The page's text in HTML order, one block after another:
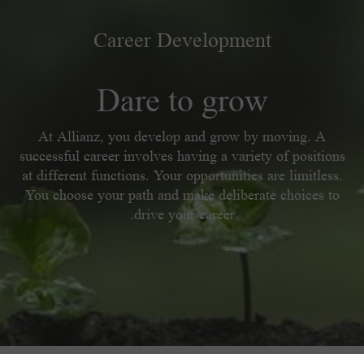
Career Development
Dare to grow
At Allianz, you develop and grow by moving. A
successful career involves having a variety of positions
at different functions. Your opportunities are limitless.
You choose your path and make deliberate choices to
drive your career.